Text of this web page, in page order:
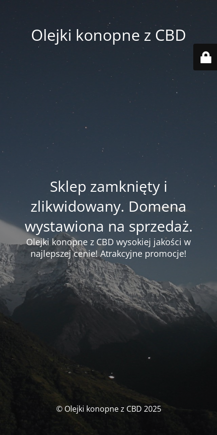
Olejki konopne z CBD
Sklep zamknięty i
zlikwidowany. Domena
wystawiona na sprzedaż.
Olejki konopne z CBD wysokiej jakości w
najlepszej cenie! Atrakcyjne promocje!
© Olejki konopne z CBD 2025